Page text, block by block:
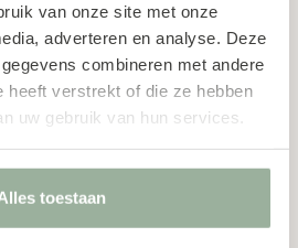
van onze site met onze
adverteren en analyse. Deze
combineren met andere
heeft verstrekt of die ze hebben
uw gebruik van hun services.
toestaan
bereikbaar
Soest